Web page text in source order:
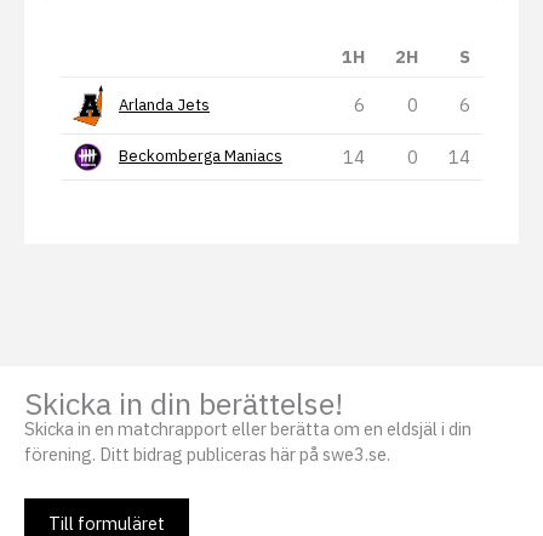
1H 2H S
Arlanda Jets 6 0 6
Beckomberga Maniacs 14 0 14
Skicka in din berättelse!
Skicka in en matchrapport eller berätta om en eldsjäl i din
förening. Ditt bidrag publiceras här på swe3.se.
Till formuläret